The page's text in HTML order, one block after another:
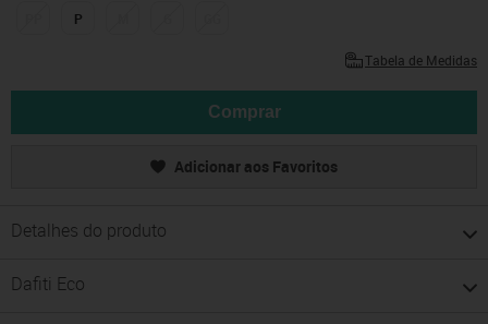
P
Tabela de Medidas
Comprar
Adicionar aos Favoritos
Detalhes do produto
Dafiti Eco